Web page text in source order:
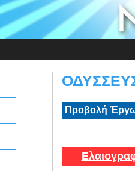
Προβολή